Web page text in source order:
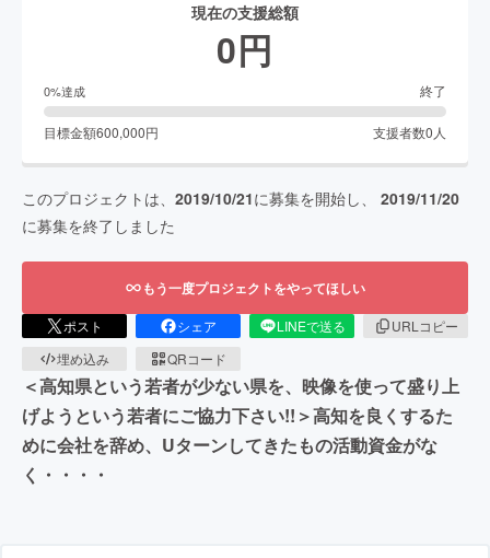
現在の支援総額
0円
0%達成 終了
目標金額600,000円 支援者数0 人
このプロジェクトは、 2019/10/21に募集を開始し、 2019/11/20
に募集を終了しました
もう一度プロジェクトをやってほしい
ポスト シェア LINEで送る
URLコピー
埋め込み
QRコード
＜高知県という若者が少ない県を、映像を使って盛り上
げようという若者にご協力下さい!!＞高知を良くするた
めに会社を辞め、Uターンしてきたもの活動資金がな
く・・・・